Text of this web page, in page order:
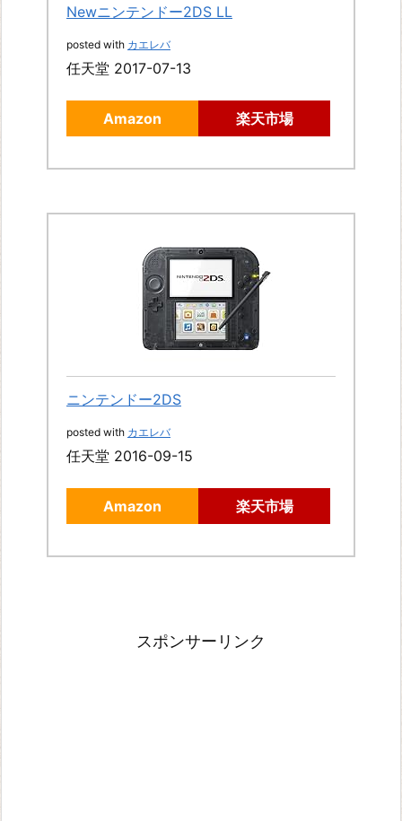
Newニンテンドー2DS LL
posted with カエレバ
任天堂 2017-07-13
Amazon 楽天市場
ニンテンドー2DS
posted with カエレバ
任天堂 2016-09-15
Amazon 楽天市場
スポンサーリンク